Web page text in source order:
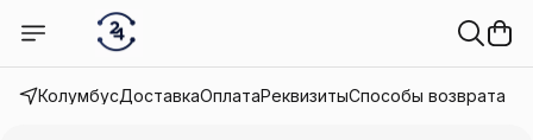
КолумбусДоставкаОплатаРеквизитыСпособы возврата